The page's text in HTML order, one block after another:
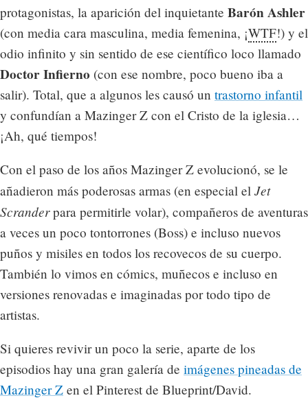
protagonistas, la aparición del inquietante Barón Ashler
(con media cara masculina, media femenina, ¡WTF!) y el
odio infinito y sin sentido de ese científico loco llamado
Doctor Infierno (con ese nombre, poco bueno iba a
salir). Total, que a algunos les causó un trastorno infantil
y confundían a Mazinger Z con el Cristo de la iglesia…
¡Ah, qué tiempos!
Con el paso de los años Mazinger Z evolucionó, se le
añadieron más poderosas armas (en especial el Jet
Scranderpara permitirle volar), compañeros de aventuras
a veces un poco tontorrones (Boss) e incluso nuevos
puños y misiles en todos los recovecos de su cuerpo.
También lo vimos en cómics, muñecos e incluso en
versiones renovadas e imaginadas por todo tipo de
artistas.
Si quieres revivir un poco la serie, aparte de los
episodios hay una gran galería de imágenes pineadas de
Mazinger Z en el Pinterest de Blueprint/David.